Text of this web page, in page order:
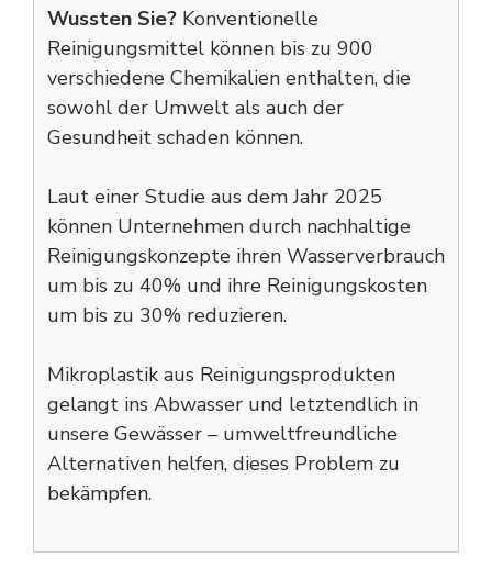
Wussten Sie? Konventionelle
Reinigungsmittel können bis zu 900
verschiedene Chemikalien enthalten, die
sowohl der Umwelt als auch der
Gesundheit schaden können.
Laut einer Studie aus dem Jahr 2025
können Unternehmen durch nachhaltige
Reinigungskonzepte ihren Wasserverbrauch
um bis zu 40% und ihre Reinigungskosten
um bis zu 30% reduzieren.
Mikroplastik aus Reinigungsprodukten
gelangt ins Abwasser und letztendlich in
unsere Gewässer – umweltfreundliche
Alternativen helfen, dieses Problem zu
bekämpfen.